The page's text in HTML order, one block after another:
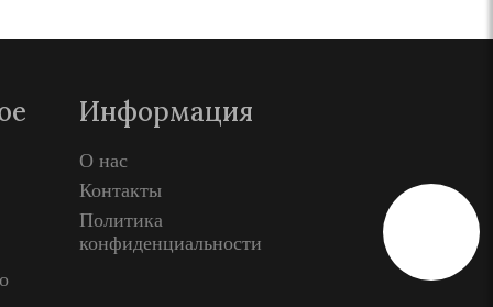
Информация
О нас
Контакты
Политика
конфиденциальности